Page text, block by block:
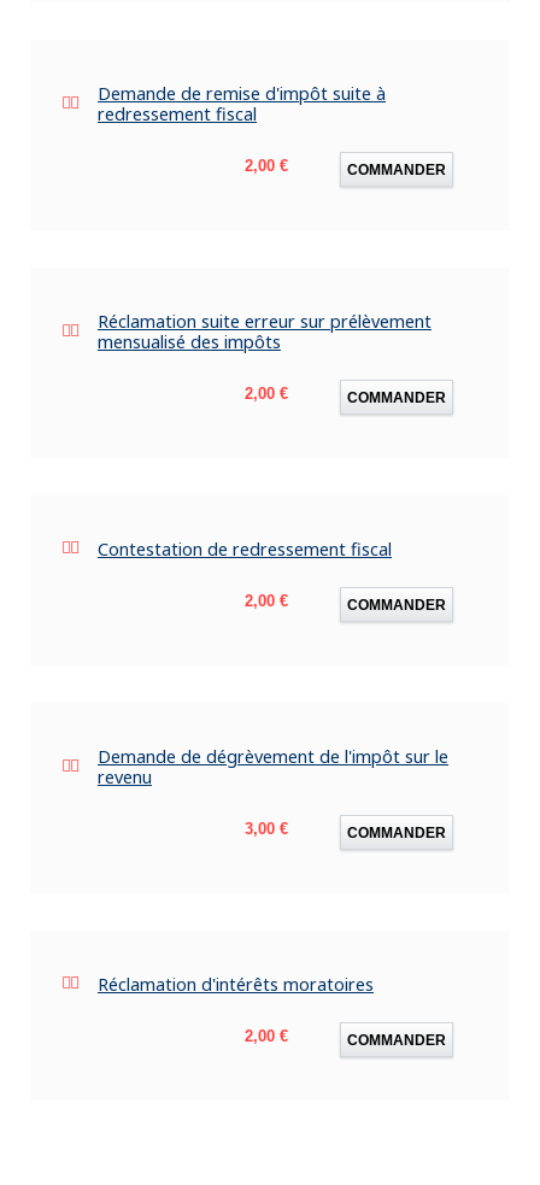
Demande de remise d'impôt suite à
redressement fiscal
Prix
2,00 € COMMANDER
Réclamation suite erreur sur prélèvement
mensualisé des impôts
Prix
2,00 € COMMANDER
Contestation de redressement fiscal
Prix
2,00 € COMMANDER
Demande de dégrèvement de l'impôt sur le
revenu
Prix
3,00 € COMMANDER
Réclamation d'intérêts moratoires
Prix
2,00 € COMMANDER